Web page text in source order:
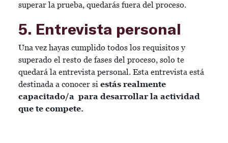
superar la prueba, quedarás fuera del proceso.
5. Entrevista personal
Una vez hayas cumplido todos los requisitos y
superado el resto de fases del proceso, solo te
quedará la entrevista personal. Esta entrevista está
destinada a conocer si estás realmente
capacitado/a para desarrollar la actividad
que te compete.